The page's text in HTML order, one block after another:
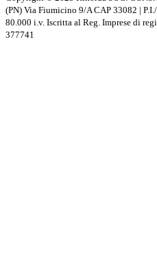
(PN) Via Fiumicino 9/A CAP 33082 |
80.000 i.v. Iscritta al Reg. Imprese di
377741